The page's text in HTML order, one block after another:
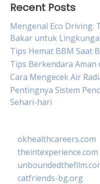
Recent Posts
Mengenal Eco Driving:
Bakar untuk
Tips Hemat BBM Saat
Tips Berkendara Aman
Cara Mengecek Air
Pentingnya Sistem
Sehari-hari
okhealthcareers.com
theintexperience.com
catfriends-bg.org